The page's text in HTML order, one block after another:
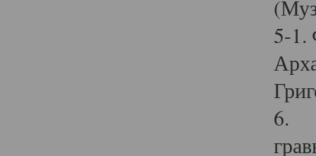
5-1.
6.